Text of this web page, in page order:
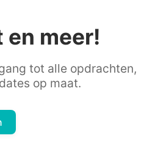
en meer!
tot alle opdrachten,
op maat.